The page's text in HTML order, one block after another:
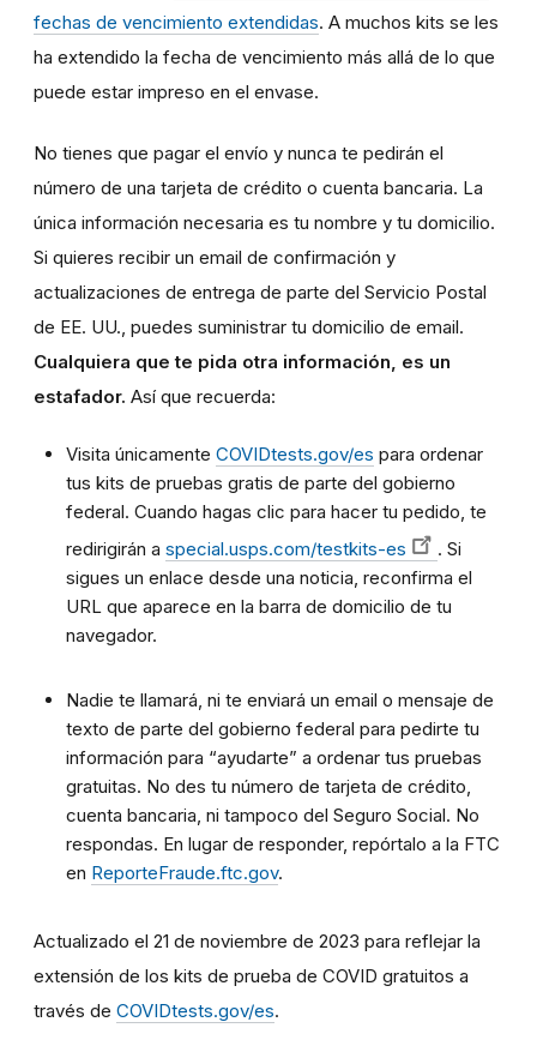
fechas de vencimiento extendidas. A muchos kits se les
ha extendido la fecha de vencimiento más allá de lo que
puede estar impreso en el envase.
No tienes que pagar el envío y nunca te pedirán el
número de una tarjeta de crédito o cuenta bancaria. La
única información necesaria es tu nombre y tu domicilio.
Si quieres recibir un email de confirmación y
actualizaciones de entrega de parte del Servicio Postal
de EE. UU., puedes suministrar tu domicilio de email.
Cualquiera que te pida otra información, es un
estafador. Así que recuerda:
Visita únicamente COVIDtests.gov/es para ordenar
tus kits de pruebas gratis de parte del gobierno
federal. Cuando hagas clic para hacer tu pedido, te
redirigirán a special.usps.com/testkits-es
. Si
sigues un enlace desde una noticia, reconfirma el
URL que aparece en la barra de domicilio de tu
navegador.
Nadie te llamará, ni te enviará un email o mensaje de
texto de parte del gobierno federal para pedirte tu
información para “ayudarte” a ordenar tus pruebas
gratuitas. No des tu número de tarjeta de crédito,
cuenta bancaria, ni tampoco del Seguro Social. No
respondas. En lugar de responder, repórtalo a la FTC
en ReporteFraude.ftc.gov.
Actualizado el 21 de noviembre de 2023 para reflejar la
extensión de los kits de prueba de COVID gratuitos a
través de COVIDtests.gov/es.